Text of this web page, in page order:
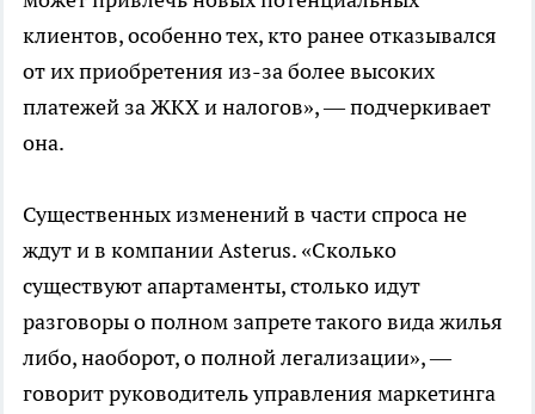
клиентов, особенно тех, кто ранее отказывался
от их приобретения из-за более высоких
платежей за ЖКХ и налогов», — подчеркивает
она.
Существенных изменений в части спроса не
ждут и в компании Asterus. «Сколько
существуют апартаменты, столько идут
разговоры о полном запрете такого вида жилья
либо, наоборот, о полной легализации», —
говорит руководитель управления маркетинга